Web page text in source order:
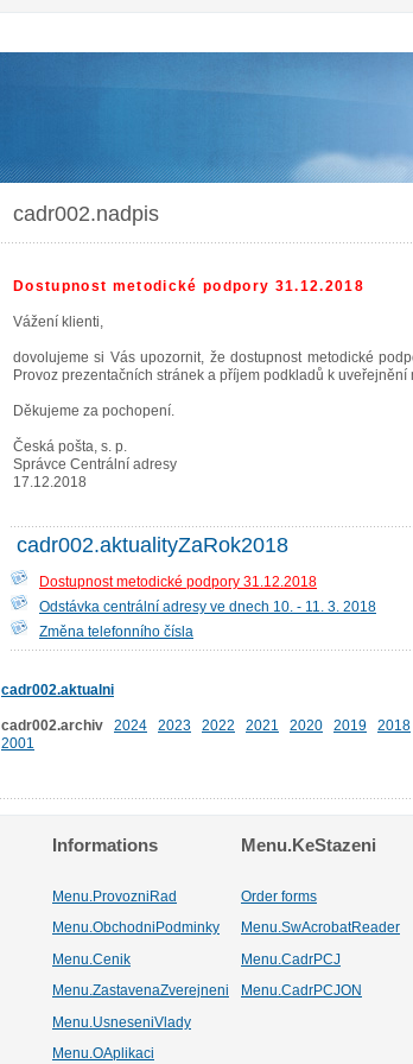
cadr002.nadpis
Dostupnost metodické podpory 31.12.2018
Vážení klienti,
dovolujeme si Vás upozornit, že dostupnost metodické
Provoz prezentačních stránek a příjem podkladů k uveřejnění
Děkujeme za pochopení.
Česká pošta, s. p.
Správce Centrální adresy
17.12.2018
cadr002.aktualityZaRok2018
Dostupnost metodické podpory 31.12.2018
Odstávka centrální adresy ve dnech 10. - 11. 3. 2018
Změna telefonního čísla
cadr002.aktualni
cadr002.archiv 2024 2023 2022 2021 2020 2019 2018
2001
Informations Menu.KeStazeni
Menu.ProvozniRad Order forms
Menu.ObchodniPodminky
Menu.SwAcrobatReader
Menu.Cenik Menu.CadrPCJ
Menu.ZastavenaZverejneni
Menu.CadrPCJON
Menu.UsneseniVlady
Menu.OAplikaci